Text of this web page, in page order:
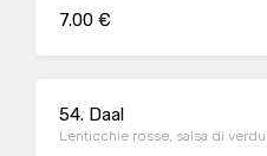
7.00 €
54. Daal
Lenticchie rosse, salsa di